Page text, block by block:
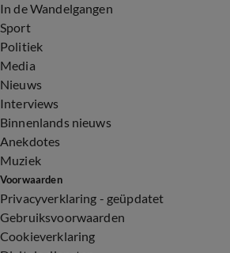
In de Wandelgangen
Sport
Politiek
Media
Nieuws
Interviews
Binnenlands nieuws
Anekdotes
Muziek
Voorwaarden
Privacyverklaring - geüpdatet
Gebruiksvoorwaarden
Cookieverklaring